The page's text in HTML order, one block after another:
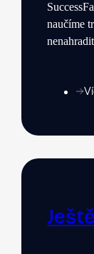
naučíme